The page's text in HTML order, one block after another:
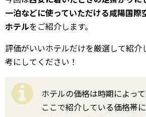
一泊などに使っていただける咸陽国際
ホテルをご紹介します。
評価がいいホテルだけを厳選して紹介
考にしてください！
ホテルの価格は時期によって
ここで紹介している価格帯
中国の習慣
西安ブログ・旅行記
中国との交流
bilibili攻略